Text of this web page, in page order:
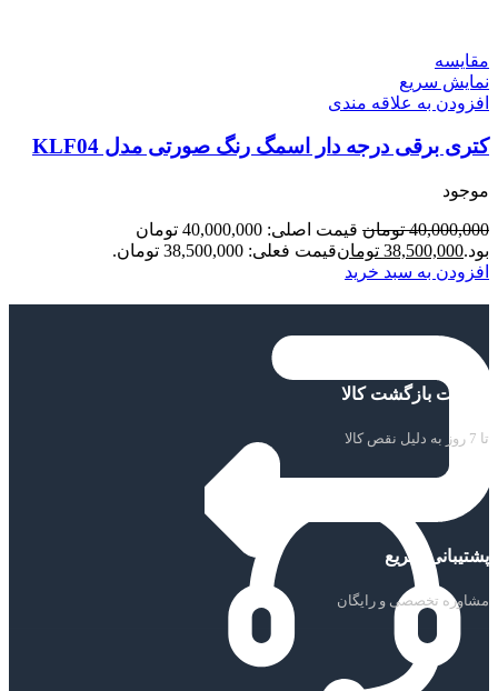
مقايسه
نمایش سریع
افزودن به علاقه مندی
کتری برقی درجه دار اسمگ رنگ صورتی مدل KLF04
موجود
40,000,000 تومان
قیمت اصلی: 40,000,000 تومان
بود.38,500,000 تومانقیمت فعلی: 38,500,000 تومان.
افزودن به سبد خرید
ضمانت بازگشت کالا
تا 7 روز به دلیل نقص کالا
پشتیبانی سریع
مشاوره تخصصی و رایگان